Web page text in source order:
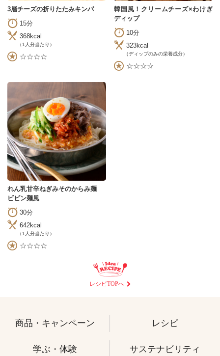
3層チーズの折りたたみキンパ
15分
368kcal
（1人分当たり）
☆☆☆☆
韓国風！クリームチーズ×わけぎ
ディップ
10分
323kcal
（ディップのみの栄養成分）
☆☆☆☆
れん乳甘辛ねぎみそのからみ麺
ビビン麺風
30分
642kcal
（1人分当たり）
☆☆☆☆
レシピTOPへ
商品・キャンペーン レシピ
学ぶ・体験 サステナビリティ